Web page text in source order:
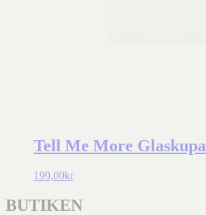
Tell Me More Glaskupa
199,00kr
BUTIKEN